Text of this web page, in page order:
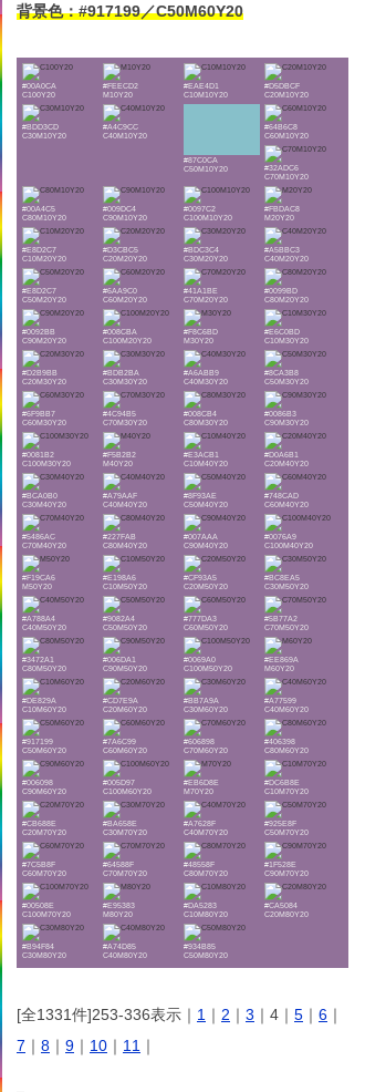
背景色：#917199／C50M60Y20
#00A0CA
C100Y20
#FEECD2
M10Y20
#EAE4D1
C10M10Y20
#D5DBCF
C20M10Y20
#BDD3CD
C30M10Y20
#A4C9CC
C40M10Y20
#87C0CA
C50M10Y20
#64B6C8
C60M10Y20
#32ADC6
C70M10Y20
#00A4C5
C80M10Y20
#009DC4
C90M10Y20
#0097C2
C100M10Y20
#FBDAC8
M20Y20
#E8D2C7
C10M20Y20
#D3CBC5
C20M20Y20
#BDC3C4
C30M20Y20
#A5BBC3
C40M20Y20
#E8D2C7
C50M20Y20
#6AA9C0
C60M20Y20
#41A1BE
C70M20Y20
#0099BD
C80M20Y20
#0092BB
C90M20Y20
#008CBA
C100M20Y20
#F8C6BD
M30Y20
#E6C0BD
C10M30Y20
#D2B9BB
C20M30Y20
#BDB2BA
C30M30Y20
#A6ABB9
C40M30Y20
#8CA3B8
C50M30Y20
#6F9BB7
C60M30Y20
#4C94B5
C70M30Y20
#008CB4
C80M30Y20
#0086B3
C90M30Y20
#0081B2
C100M30Y20
#F5B2B2
M40Y20
#E3ACB1
C10M40Y20
#D0A6B1
C20M40Y20
#BCA0B0
C30M40Y20
#A79AAF
C40M40Y20
#8F93AE
C50M40Y20
#748CAD
C60M40Y20
#5486AC
C70M40Y20
#227FAB
C80M40Y20
#007AAA
C90M40Y20
#0076A9
C100M40Y20
#F19CA6
M50Y20
#E198A6
C10M50Y20
#CF93A5
C20M50Y20
#BC8EA5
C30M50Y20
#A788A4
C40M50Y20
#9082A4
C50M50Y20
#777DA3
C60M50Y20
#5B77A2
C70M50Y20
#3472A1
C80M50Y20
#006DA1
C90M50Y20
#0069A0
C100M50Y20
#EE869A
M60Y20
#DE829A
C10M60Y20
#CD7E9A
C20M60Y20
#BB7A9A
C30M60Y20
#A77599
C40M60Y20
#917199
C50M60Y20
#7A6C99
C60M60Y20
#606898
C70M60Y20
#406398
C80M60Y20
#006098
C90M60Y20
#005D97
C100M60Y20
#EB6D8E
M70Y20
#DC6B8E
C10M70Y20
#CB688E
C20M70Y20
#BA658E
C30M70Y20
#A7628F
C40M70Y20
#925E8F
C50M70Y20
#7C5B8F
C60M70Y20
#64588F
C70M70Y20
#48558F
C80M70Y20
#1F528E
C90M70Y20
#00508E
C100M70Y20
#E95383
M80Y20
#DA5283
C10M80Y20
#CA5084
C20M80Y20
#B94F84
C30M80Y20
#A74D85
C40M80Y20
#934B85
C50M80Y20
[全1331件]253-336表示｜ 1 ｜ 2 ｜ 3 ｜4｜ 5 ｜ 6 ｜
7 ｜ 8 ｜ 9 ｜ 10 ｜ 11 ｜